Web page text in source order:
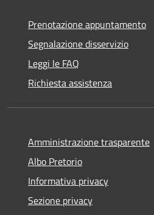
Prenotazione appuntamento
Segnalazione disservizio
Leggi le FAQ
Richiesta assistenza
Amministrazione trasparente
Albo Pretorio
Informativa privacy
Sezione privacy